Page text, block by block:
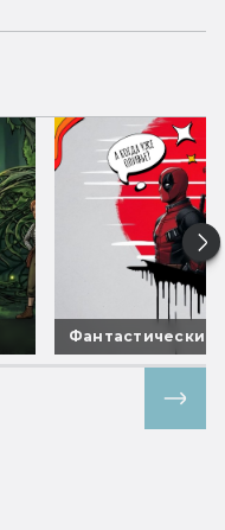
Фантастические